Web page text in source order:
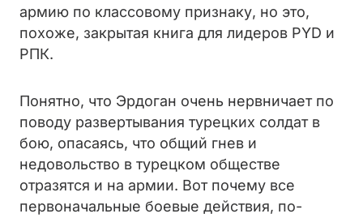
армию по классовому признаку, но это,
похоже, закрытая книга для лидеров PYD и
РПК.
Понятно, что Эрдоган очень нервничает по
поводу развертывания турецких солдат в
бою, опасаясь, что общий гнев и
недовольство в турецком обществе
отразятся и на армии. Вот почему все
первоначальные боевые действия, по-